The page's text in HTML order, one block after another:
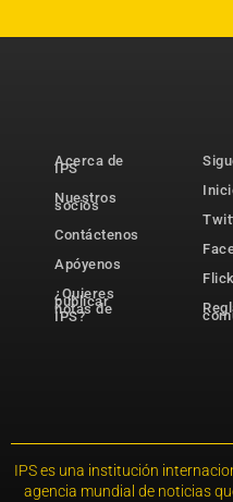
Acerca de
IPS
Nuestros
socios
Contáctenos
Apóyenos
¿Quieres
publicar
notas de
IPS?
IPS es una institución
agencia mundial de noticias